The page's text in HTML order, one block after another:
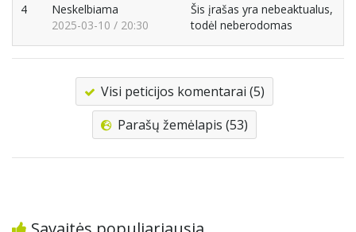
4
Neskelbiama
2025-03-10 / 20:30
Šis įrašas yra nebeaktualus,
todėl neberodomas
Visi peticijos komentarai (5)
Parašų žemėlapis (53)